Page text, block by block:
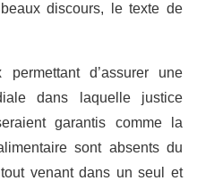
discours, le texte de
permettant d’assurer une
dans laquelle justice
garantis comme la
sont absents du
venant dans un seul et